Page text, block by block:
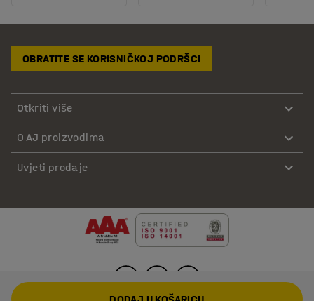
OBRATITE SE KORISNIČKOJ PODRŠCI
Otkriti više
O AJ proizvodima
Uvjeti prodaje